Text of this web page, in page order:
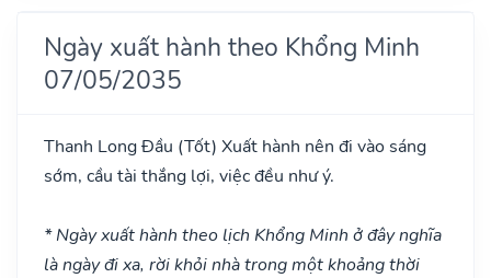
Ngày xuất hành theo Khổng Minh
07/05/2035
Thanh Long Đầu (Tốt) Xuất hành nên đi vào sáng
sớm, cầu tài thắng lợi, việc đều như ý.
* Ngày xuất hành theo lịch Khổng Minh ở đây nghĩa
là ngày đi xa, rời khỏi nhà trong một khoảng thời